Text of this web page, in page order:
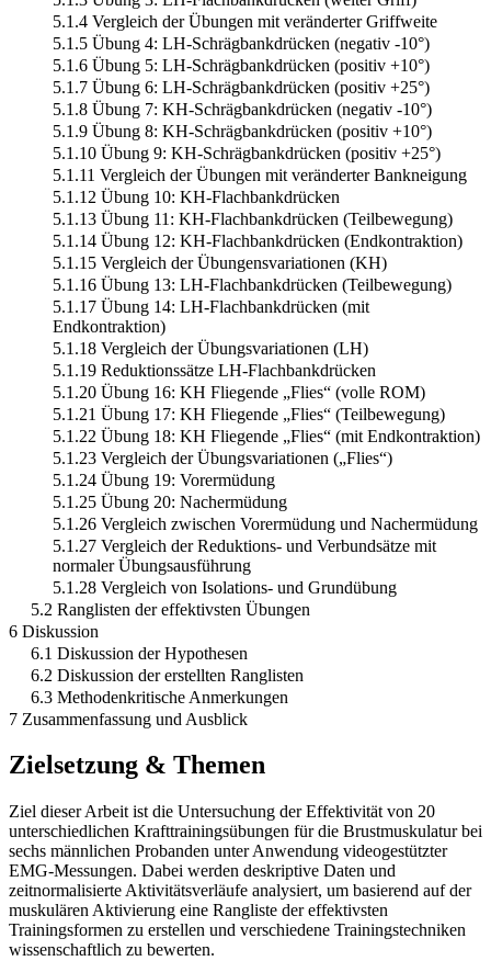
5.1.4 Vergleich der Übungen mit veränderter Griffweite
5.1.5 Übung 4: LH-Schrägbankdrücken (negativ -10°)
5.1.6 Übung 5: LH-Schrägbankdrücken (positiv +10°)
5.1.7 Übung 6: LH-Schrägbankdrücken (positiv +25°)
5.1.8 Übung 7: KH-Schrägbankdrücken (negativ -10°)
5.1.9 Übung 8: KH-Schrägbankdrücken (positiv +10°)
5.1.10 Übung 9: KH-Schrägbankdrücken (positiv +25°)
5.1.11 Vergleich der Übungen mit veränderter Bankneigung
5.1.12 Übung 10: KH-Flachbankdrücken
5.1.13 Übung 11: KH-Flachbankdrücken (Teilbewegung)
5.1.14 Übung 12: KH-Flachbankdrücken (Endkontraktion)
5.1.15 Vergleich der Übungensvariationen (KH)
5.1.16 Übung 13: LH-Flachbankdrücken (Teilbewegung)
5.1.17 Übung 14: LH-Flachbankdrücken (mit
Endkontraktion)
5.1.18 Vergleich der Übungsvariationen (LH)
5.1.19 Reduktionssätze LH-Flachbankdrücken
5.1.20 Übung 16: KH Fliegende „Flies“ (volle ROM)
5.1.21 Übung 17: KH Fliegende „Flies“ (Teilbewegung)
5.1.22 Übung 18: KH Fliegende „Flies“ (mit Endkontraktion)
5.1.23 Vergleich der Übungsvariationen („Flies“)
5.1.24 Übung 19: Vorermüdung
5.1.25 Übung 20: Nachermüdung
5.1.26 Vergleich zwischen Vorermüdung und Nachermüdung
5.1.27 Vergleich der Reduktions- und Verbundsätze mit
normaler Übungsausführung
5.1.28 Vergleich von Isolations- und Grundübung
5.2 Ranglisten der effektivsten Übungen
6 Diskussion
6.1 Diskussion der Hypothesen
6.2 Diskussion der erstellten Ranglisten
6.3 Methodenkritische Anmerkungen
7 Zusammenfassung und Ausblick
Zielsetzung & Themen
Ziel dieser Arbeit ist die Untersuchung der Effektivität von 20
unterschiedlichen Krafttrainingsübungen für die Brustmuskulatur bei
sechs männlichen Probanden unter Anwendung videogestützter
EMG-Messungen. Dabei werden deskriptive Daten und
zeitnormalisierte Aktivitätsverläufe analysiert, um basierend auf der
muskulären Aktivierung eine Rangliste der effektivsten
Trainingsformen zu erstellen und verschiedene Trainingstechniken
wissenschaftlich zu bewerten.